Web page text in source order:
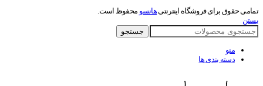
تمامی حقوق برای فروشگاه اینترنتیهانسو محفوظ است.
بستن
جستجو
منو
دسته بندی ها